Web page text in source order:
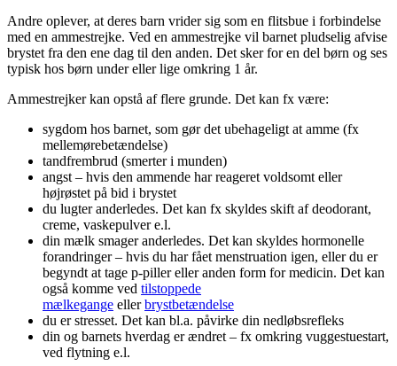
Andre oplever, at deres barn vrider sig som en flitsbue i forbindelse
med en ammestrejke. Ved en ammestrejke vil barnet pludselig afvise
brystet fra den ene dag til den anden. Det sker for en del børn og ses
typisk hos børn under eller lige omkring 1 år.
Ammestrejker kan opstå af flere grunde. Det kan fx være:
sygdom hos barnet, som gør det ubehageligt at amme (fx
mellemørebetændelse)
tandfrembrud (smerter i munden)
angst – hvis den ammende har reageret voldsomt eller
højrøstet på bid i brystet
du lugter anderledes. Det kan fx skyldes skift af deodorant,
creme, vaskepulver e.l.
din mælk smager anderledes. Det kan skyldes hormonelle
forandringer – hvis du har fået menstruation igen, eller du er
begyndt at tage p-piller eller anden form for medicin. Det kan
også komme ved tilstoppede
mælkegange ellerbrystbetændelse
du er stresset. Det kan bl.a. påvirke din nedløbsrefleks
din og barnets hverdag er ændret – fx omkring vuggestuestart,
ved flytning e.l.